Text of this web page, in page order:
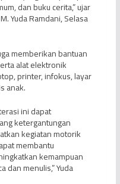
dan buku cerita,” ujar
Yuda Ramdani, Selasa
memberikan bantuan
alat elektronik
printer, infokus, layar
anak.
ini dapat
ketergantungan
kegiatan motorik
membantu
kemampuan
dan menulis,” Yuda